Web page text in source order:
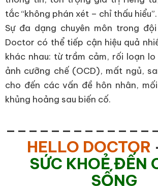
tắc “không phán xét – chỉ thấu hiểu”.
Sự đa dạng chuyên môn trong
Doctor có thể tiếp cận hiệu quả
khác nhau: từ trầm cảm, rối loạn
ảnh cưỡng chế (OCD), mất ngủ,
cho đến các vấn đề hôn nhân,
khủng hoảng sau biến cố.
HELLO DOCTOR
SỨC KHOẺ ĐẾN
SỐNG